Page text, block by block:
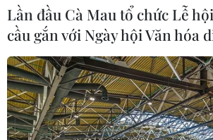
Hình ảnh tái hiện
Thmây của đồng bào Khmer
17/04/2022 08:41
Lần đầu Cà Mau tổ chức Lễ
cầu gắn với Ngày hội Văn hóa